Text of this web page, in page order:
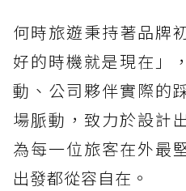
何時旅遊秉持著品牌
好的時機就是現在」
動、公司夥伴實際的
場脈動，致力於設計
為每一位旅客在外最
出發都從容自在。